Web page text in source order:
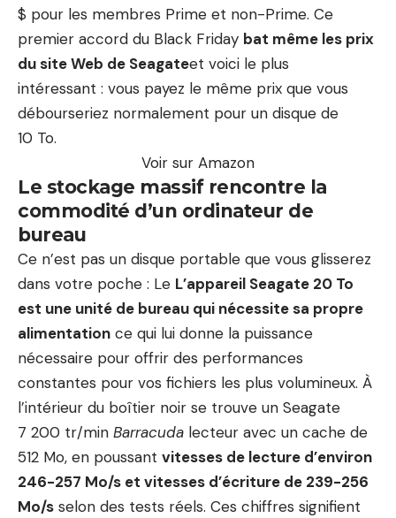
$ pour les membres Prime et non-Prime. Ce
premier accord du Black Friday bat même les prix
du site Web de Seagateet voici le plus
intéressant : vous payez le même prix que vous
débourseriez normalement pour un disque de
10 To.
Voir sur Amazon
Le stockage massif rencontre la
commodité d’un ordinateur de
bureau
Ce n’est pas un disque portable que vous glisserez
dans votre poche : Le L’appareil Seagate 20 To
est une unité de bureau qui nécessite sa propre
alimentation ce qui lui donne la puissance
nécessaire pour offrir des performances
constantes pour vos fichiers les plus volumineux. À
l’intérieur du boîtier noir se trouve un Seagate
7 200 tr/min Barracuda lecteur avec un cache de
512 Mo, en poussant vitesses de lecture d’environ
246-257 Mo/s et vitesses d’écriture de 239-256
Mo/s selon des tests réels. Ces chiffres signifient